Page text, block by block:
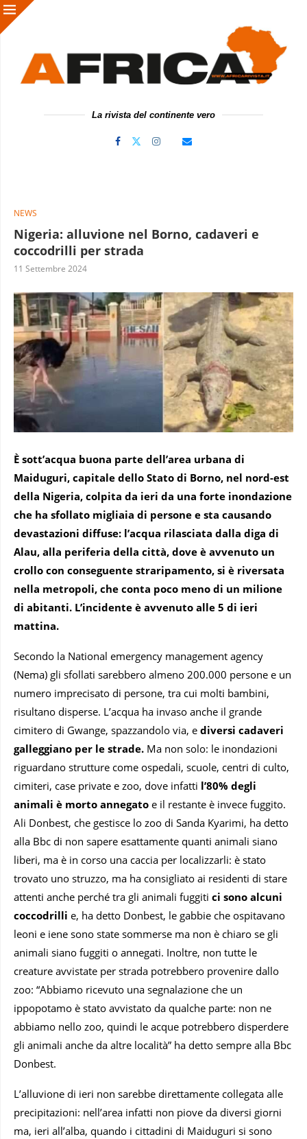
La rivista del continente vero
NEWS
Nigeria: alluvione nel Borno, cadaveri e
coccodrilli per strada
11 Settembre 2024
È sott’acqua buona parte dell’area urbana di
Maiduguri, capitale dello Stato di Borno, nel nord-est
della Nigeria, colpita da ieri da una forte inondazione
che ha sfollato migliaia di persone e sta causando
devastazioni diffuse: l’acqua rilasciata dalla diga di
Alau, alla periferia della città, dove è avvenuto un
crollo con conseguente straripamento, si è riversata
nella metropoli, che conta poco meno di un milione
di abitanti. L’incidente è avvenuto alle 5 di ieri
mattina.
Secondo la National emergency management agency
(Nema) gli sfollati sarebbero almeno 200.000 persone e un
numero imprecisato di persone, tra cui molti bambini,
risultano disperse. L’acqua ha invaso anche il grande
cimitero di Gwange, spazzandolo via, e diversi cadaveri
galleggiano per le strade. Ma non solo: le inondazioni
riguardano strutture come ospedali, scuole, centri di culto,
cimiteri, case private e zoo, dove infatti l’80% degli
animali è morto annegato e il restante è invece fuggito.
Ali Donbest, che gestisce lo zoo di Sanda Kyarimi, ha detto
alla Bbc di non sapere esattamente quanti animali siano
liberi, ma è in corso una caccia per localizzarli: è stato
trovato uno struzzo, ma ha consigliato ai residenti di stare
attenti anche perché tra gli animali fuggiti ci sono alcuni
coccodrilli e, ha detto Donbest, le gabbie che ospitavano
leoni e iene sono state sommerse ma non è chiaro se gli
animali siano fuggiti o annegati. Inoltre, non tutte le
creature avvistate per strada potrebbero provenire dallo
zoo: “Abbiamo ricevuto una segnalazione che un
ippopotamo è stato avvistato da qualche parte: non ne
abbiamo nello zoo, quindi le acque potrebbero disperdere
gli animali anche da altre località” ha detto sempre alla Bbc
Donbest.
L’alluvione di ieri non sarebbe direttamente collegata alle
precipitazioni: nell’area infatti non piove da diversi giorni
ma, ieri all’alba, quando i cittadini di Maiduguri si sono